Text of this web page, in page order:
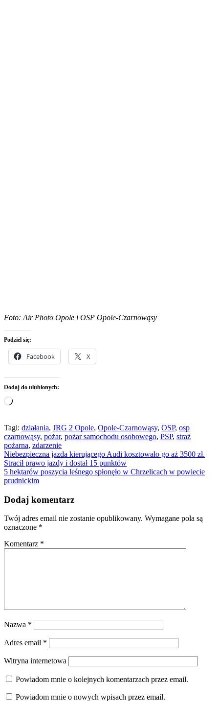
Foto: Air Photo Opole i OSP Opole-Czarnowąsy
Podziel się:
Facebook X
Dodaj do ulubionych:
Wczytywanie…
Tagi: działania, JRG 2 Opole, Opole-Czarnowąsy, OSP, osp
czarnowąsy, pożar, pożar samochodu osobowego, PSP, straż
pożarna, zdarzenie
Nawigacja
wpisu
Niebezpieczna jazda kierującego Audi kosztowało go aż 3500 zł.
Stracił prawo jazdy i dostał 15 punktów
5 hektarów poszycia leśnego spłonęło w Chrzelicach w powiecie
prudnickim
Dodaj komentarz
Twój adres email nie zostanie opublikowany. Wymagane pola są
oznaczone *
Komentarz *
Nazwa *
Adres email *
Witryna internetowa
Powiadom mnie o kolejnych komentarzach przez email.
Powiadom mnie o nowych wpisach przez email.